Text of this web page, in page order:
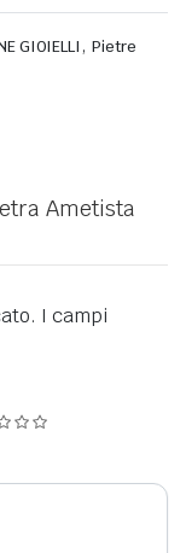
GIOIELLI ,Pietre
Ametista
I campi